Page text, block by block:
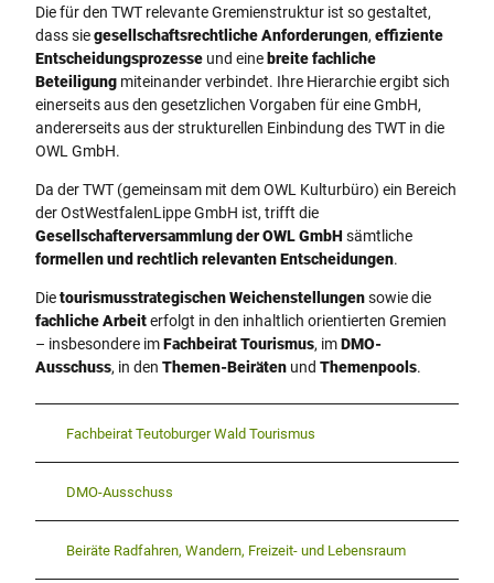
Die für den TWT relevante Gremienstruktur ist so gestaltet,
dass siegesellschaftsrechtliche Anforderungen, effiziente
Entscheidungsprozesse und eine breite fachliche
Beteiligung miteinander verbindet. Ihre Hierarchie ergibt sich
einerseits aus den gesetzlichen Vorgaben für eine GmbH,
andererseits aus der strukturellen Einbindung des TWT in die
OWL GmbH.
Da der TWT (gemeinsam mit dem OWL Kulturbüro) ein Bereich
der OstWestfalenLippe GmbH ist, trifft die
Gesellschafterversammlung der OWL GmbH sämtliche
formellen und rechtlich relevanten Entscheidungen.
Dietourismusstrategischen Weichenstellungensowie die
fachliche Arbeiterfolgt in den inhaltlich orientierten Gremien
– insbesondere imFachbeirat Tourismus, imDMO-
Ausschuss, in den Themen-Beiräten und Themenpools.
Fachbeirat Teutoburger Wald Tourismus
DMO-Ausschuss
Beiräte Radfahren, Wandern, Freizeit- und Lebensraum